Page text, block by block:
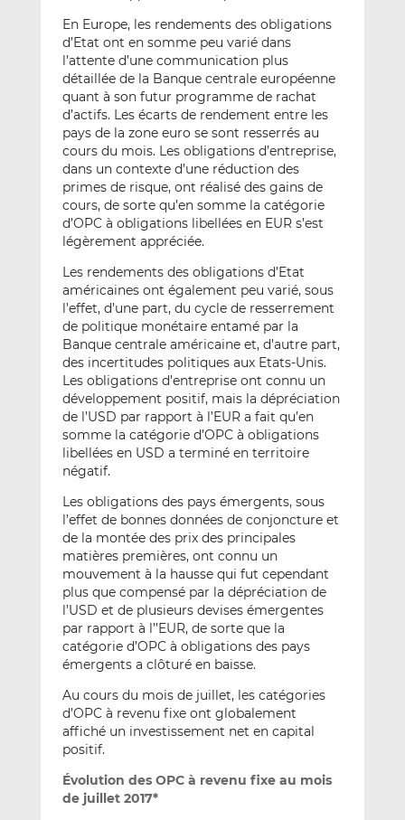
En Europe, les rendements des obligations
d’Etat ont en somme peu varié dans
l’attente d’une communication plus
détaillée de la Banque centrale européenne
quant à son futur programme de rachat
d’actifs. Les écarts de rendement entre les
pays de la zone euro se sont resserrés au
cours du mois. Les obligations d’entreprise,
dans un contexte d’une réduction des
primes de risque, ont réalisé des gains de
cours, de sorte qu’en somme la catégorie
d’OPC à obligations libellées en EUR s’est
légèrement appréciée.
Les rendements des obligations d’Etat
américaines ont également peu varié, sous
l’effet, d’une part, du cycle de resserrement
de politique monétaire entamé par la
Banque centrale américaine et, d’autre part,
des incertitudes politiques aux Etats-Unis.
Les obligations d’entreprise ont connu un
développement positif, mais la dépréciation
de l’USD par rapport à l’EUR a fait qu’en
somme la catégorie d’OPC à obligations
libellées en USD a terminé en territoire
négatif.
Les obligations des pays émergents, sous
l’effet de bonnes données de conjoncture et
de la montée des prix des principales
matières premières, ont connu un
mouvement à la hausse qui fut cependant
plus que compensé par la dépréciation de
l’USD et de plusieurs devises émergentes
par rapport à l’’EUR, de sorte que la
catégorie d’OPC à obligations des pays
émergents a clôturé en baisse.
Au cours du mois de juillet, les catégories
d’OPC à revenu fixe ont globalement
affiché un investissement net en capital
positif.
Évolution des OPC à revenu fixe au mois
de juillet 2017*